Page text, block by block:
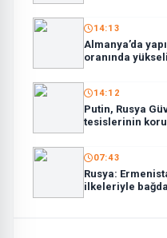
14:13
Almanya’da
oranında
14:12
Putin, Rusya
tesislerinin
07:43
Rusya:
ilkeleriyle